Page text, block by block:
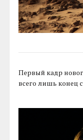
Первый кадр
всего лишь конец